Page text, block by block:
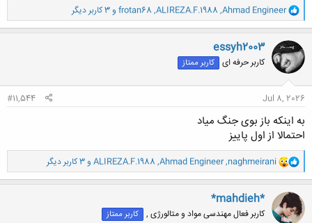
و
ا
ک
ن
ش
ه
ا
Ahmad Engineer
,
ALIREZA.F.1988
,
frotan68 و 3 کاربر دیگر
essyh2003
کاربر حرفه ای کاربر ممتاز
Jul 8, 2026
#11,544
به اینکه باز بوی جنگ میاد
احتمالا از اول پاییز
و
ا
ک
ن
ش
ه
naghmeirani
,
Ahmad Engineer
,
ALIREZA.F.1988 و 3 کاربر دیگر
*mahdieh*
کاربر فعال مهندسی مواد و متالورژی , کاربر ممتاز